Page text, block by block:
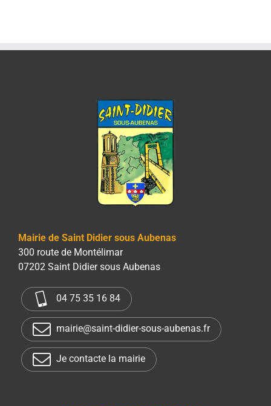
Mairie de Saint Didier sous Aubenas
300 route de Montélimar
07202 Saint Didier sous Aubenas
04 75 35 16 84
mairie@saint-didier-sous-aubenas.fr
Je contacte la mairie